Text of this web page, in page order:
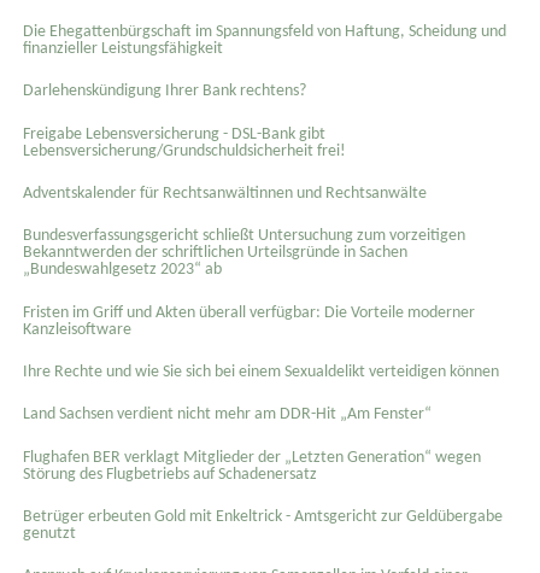
Die Ehegattenbürgschaft im Spannungsfeld von Haftung, Scheidung und
finanzieller Leistungsfähigkeit
Darlehenskündigung Ihrer Bank rechtens?
Freigabe Lebensversicherung - DSL-Bank gibt
Lebensversicherung/Grundschuldsicherheit frei!
Adventskalender für Rechtsanwältinnen und Rechtsanwälte
Bundesverfassungsgericht schließt Untersuchung zum vorzeitigen
Bekanntwerden der schriftlichen Urteilsgründe in Sachen
„Bundeswahlgesetz 2023“ ab
Fristen im Griff und Akten überall verfügbar: Die Vorteile moderner
Kanzleisoftware
Ihre Rechte und wie Sie sich bei einem Sexual­delikt verteidigen können
Land Sachsen verdient nicht mehr am DDR-Hit „Am Fenster“
Flughafen BER verklagt Mitglieder der „Letzten Generation“ wegen
Störung des Flugbetriebs auf Schadenersatz
Betrüger erbeuten Gold mit Enkeltrick - Amtsgericht zur Geldübergabe
genutzt